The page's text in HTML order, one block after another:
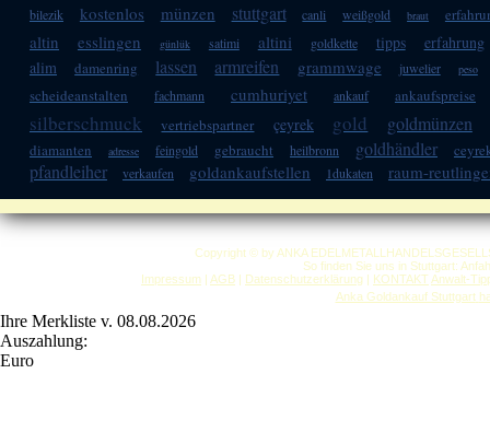
bilezik kostenlos münzen stuttgart canli weißgold braut
altin esslingen günlük satimi altini goldkette tipps
erfahrung
alim
damenring lassen armreifen grammwage juwelier peso
scheideanstalten fachmann cumhuriyet ankauf ankaufspreise
silberschmuck vertriebspartner çeyrek gold goldmünzen
diamanten adresse feingold gebraucht heilbronn goldhändler
pfandleiher verkaufen goldankaufstellen 1dukaten raum-
Copyright © by ANKA
So finden Sie uns in Stuttgart:
Impressum | AGB | Datenschutzerklärung | KONTAKT Anwalt-
Anka Goldankauf Stuttgart
Ihre Merkliste v. 08.08.2026
Auszahlung:
Euro